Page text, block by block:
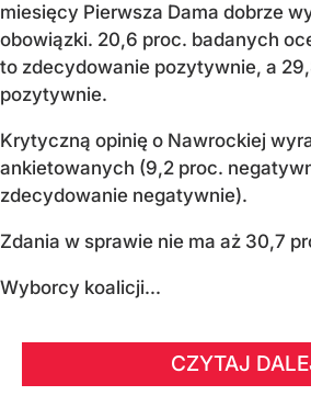
miesięcy Pierwsza Dama dobrze
obowiązki. 20,6 proc. badanych
to zdecydowanie pozytywnie, a
pozytywnie.
Krytyczną opinię o Nawrockiej
ankietowanych (9,2 proc.
zdecydowanie negatywnie).
Zdania w sprawie nie ma aż 30,7
Wyborcy koalicji...
CZYTAJ